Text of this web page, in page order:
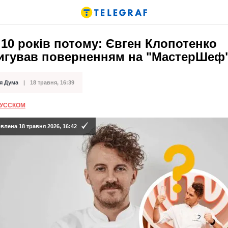
років потому: Євген Клопотенко
поверненням на
Дума 18 травня, 16:39
18 травня 2026, 16:42